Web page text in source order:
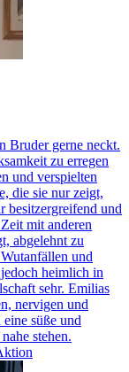
Bruder gerne neckt.
zu erregen
und verspielten
die sie nur zeigt,
besitzergreifend und
mit anderen
abgelehnt zu
und
heimlich in
sehr. Emilias
nervigen und
süße und
stehen.